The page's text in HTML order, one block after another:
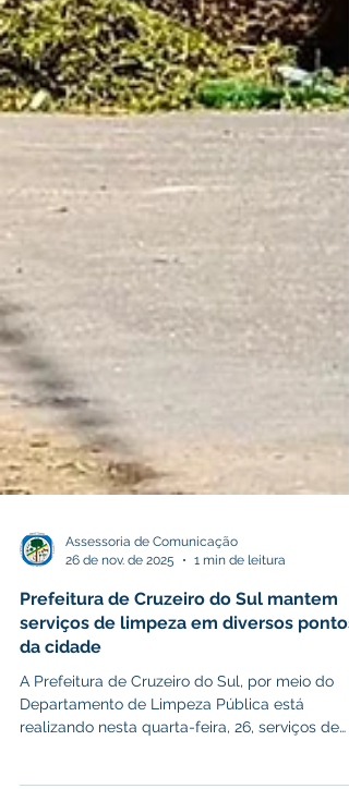
Assessoria de Comunicação
26 de nov. de 2025
1 min de leitura
Prefeitura de Cruzeiro do Sul mantem
serviços de limpeza em diversos pontos
da cidade